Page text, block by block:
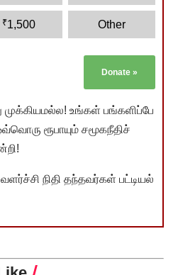
₹1,500 Other
Donate »
உங்கள் பங்களிப்பே
ரூபாயும் சமூகநீதிச்
நிதி தந்தவர்கள் பட்டியல்